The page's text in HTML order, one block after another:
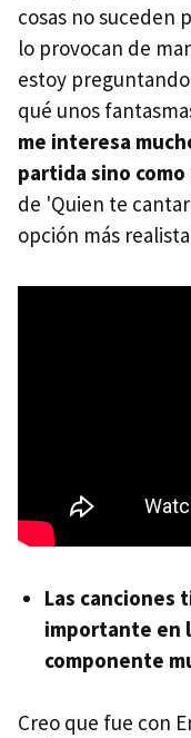
cosas no suceden
lo provocan de
estoy
qué unos
me interesa
partida sino
de 'Quien te
opción más
Las canciones
importante en
componente
Creo que fue con